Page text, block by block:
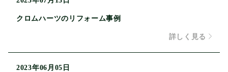
クロムハーツのリフォーム事例
詳しく見る
2023年06月05日